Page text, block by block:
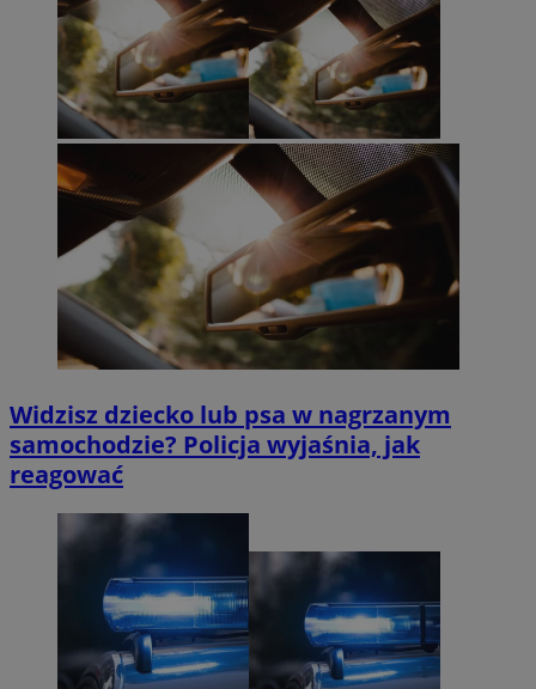
Widzisz dziecko lub psa w nagrzanym
samochodzie? Policja wyjaśnia, jak
reagować